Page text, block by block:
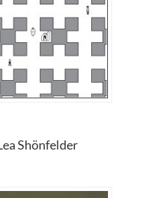
Shönfelder